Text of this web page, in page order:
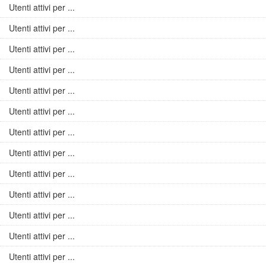
Utenti attivi per ...
Utenti attivi per ...
Utenti attivi per ...
Utenti attivi per ...
Utenti attivi per ...
Utenti attivi per ...
Utenti attivi per ...
Utenti attivi per ...
Utenti attivi per ...
Utenti attivi per ...
Utenti attivi per ...
Utenti attivi per ...
Utenti attivi per ...